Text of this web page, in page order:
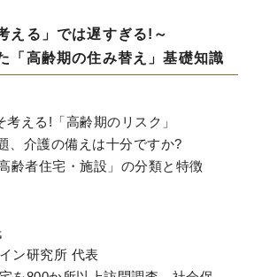
える」では遅すぎる!～
「高齢期の住み替え」基礎知識
える!「高齢期のリスク」
、介護の備えは十分ですか?
齢者住宅・施設」の分類と特徴
ン研究所 代表